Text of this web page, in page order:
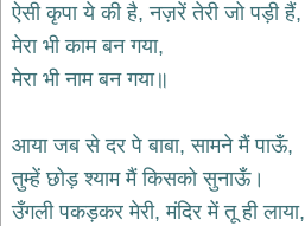
कृष्ण
भजन
krishna
शिव
भजन
shiv
bhajans
ऐसी कृपा ये की है, नज़रें तेरी जो पड़ी हैं,
मेरा भी काम बन गया,
मेरा भी नाम बन गया॥
आया जब से दर पे बाबा, सामने मैं पाऊँ,
तुम्हें छोड़ श्याम मैं किसको सुनाऊँ।
उँगली पकड़कर मेरी, मंदिर में तू ही लाया,